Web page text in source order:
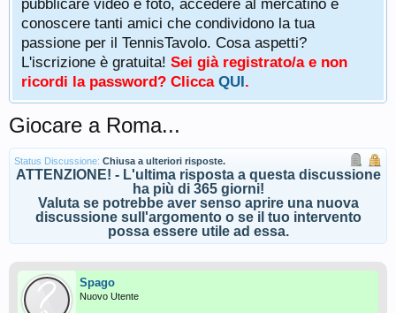
pubblicare video e foto, accedere al mercatino e
conoscere tanti amici che condividono la tua
passione per il TennisTavolo. Cosa aspetti?
L'iscrizione è gratuita! Sei già registrato/a e non
ricordi la password? Clicca QUI.
Giocare a Roma...
Status Discussione: Chiusa a ulteriori risposte.
ATTENZIONE! - L'ultima risposta a questa discussione
ha più di 365 giorni!
Valuta se potrebbe aver senso aprire una nuova
discussione sull'argomento o se il tuo intervento
possa essere utile ad essa.
Spago
Nuovo Utente